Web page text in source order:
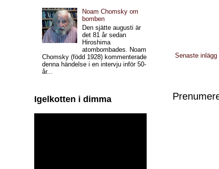
Senaste inlägg
Noam Chomsky om
bomben
Den sjätte augusti är
det 81 år sedan
Hiroshima
atombombades. Noam
Chomsky (född 1928) kommenterade
denna händelse i en intervju inför 50-
år...
Igelkotten i dimma